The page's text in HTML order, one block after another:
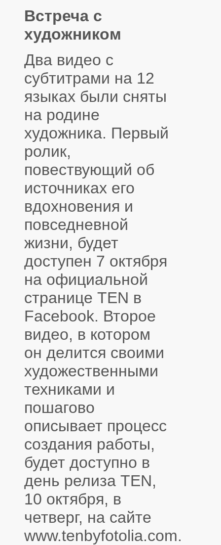
Встреча с
художником
Два видео с
субтитрами на 12
языках были сняты
на родине
художника. Первый
ролик,
повествующий об
источниках его
вдохновения и
повседневной
жизни, будет
доступен 7 октября
на официальной
странице TEN в
Facebook. Второе
видео, в котором
он делится своими
художественными
техниками и
пошагово
описывает процесс
создания работы,
будет доступно в
день релиза TEN,
10 октября, в
четверг, на сайте
www.tenbyfotolia.com.